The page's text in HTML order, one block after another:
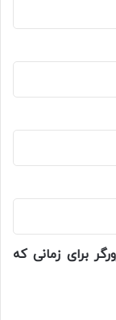
برای زمانی که